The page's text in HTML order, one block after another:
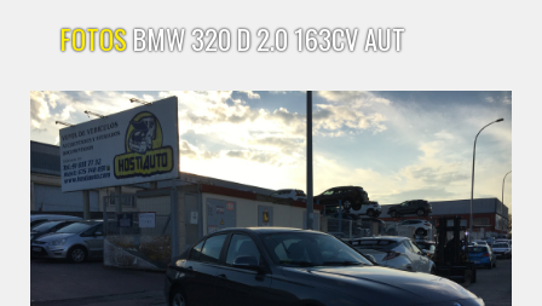
FOTOSBMW 320 D 2.0 163CV AUT